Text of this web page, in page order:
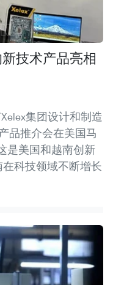
技术产品亮相
集团设计和制造
品推介会在美国马
是美国和越南创新
科技领域不断增长